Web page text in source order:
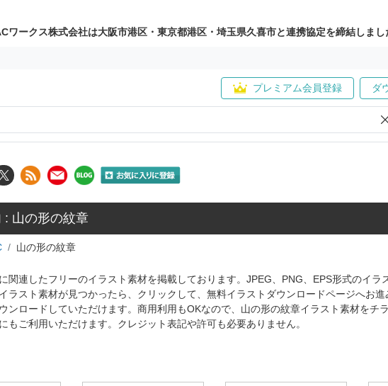
ワークス株式会社は大阪市港区・東京都港区・埼玉県久喜市と連携協定を締結しまし
プレミアム会員登録 ダ
: 山の形の紋章
山の形の紋章
関連したフリーのイラスト素材を掲載しております。JPEG、PNG、EPS形式のイ
ラスト素材が見つかったら、クリックして、無料イラストダウンロードページへお
ンロードしていただけます。商用利用もOKなので、山の形の紋章イラスト素材をチ
もご利用いただけます。クレジット表記や許可も必要ありません。